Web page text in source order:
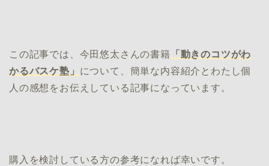
この記事では、今田悠太さんの書籍 「動きのコツがわ
かるバスケ塾」 について、簡単な内容紹介とわたし個
人の感想をお伝えしている記事になっています。
購入を検討している方の参考になれば幸いです。